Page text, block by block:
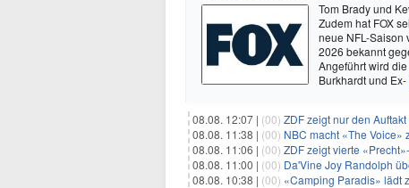
Tom Brady und
Zudem hat FOX
neue NFL-Saison
2026 bekannt
Angeführt wird
Burkhardt und Ex-
08.08. 12:07 | (00) ZDF zeigt nur den
08.08. 11:38 | (00) NBC macht «The Voice»
08.08. 11:06 | (00) ZDF zeigt vierte
08.08. 11:00 | (00) Da'Vine Joy Randolph
08.08. 10:38 | (00) «Camping Paradis» lädt